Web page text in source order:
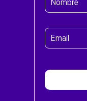
(Obligatorio)
Nombre
Email
(Obligatorio)